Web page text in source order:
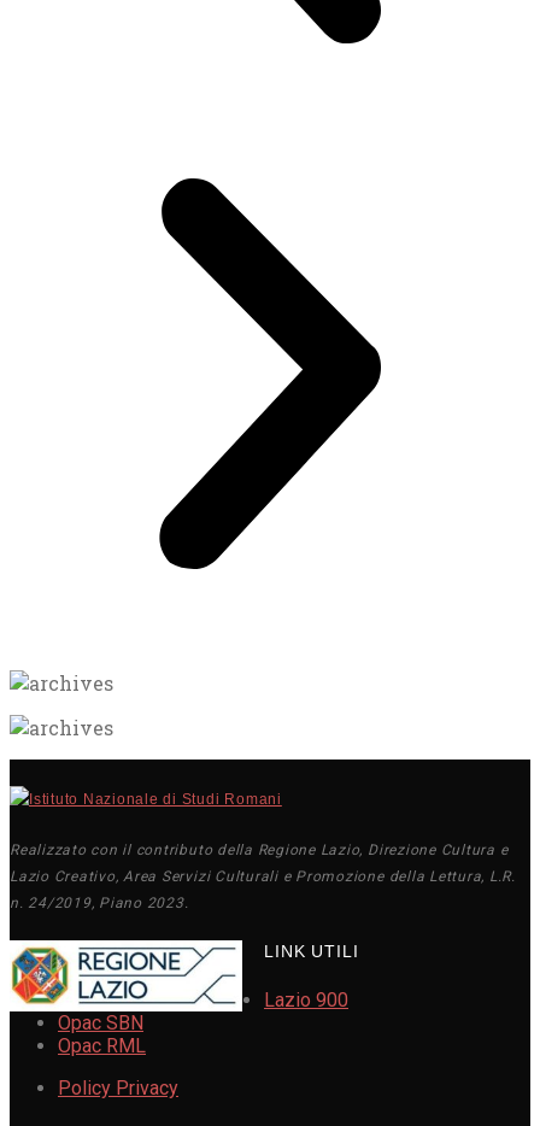
Realizzato con il contributo della Regione Lazio, Direzione Cultura e
Lazio Creativo, Area Servizi Culturali e Promozione della Lettura, L.R.
n. 24/2019, Piano 2023.
LINK UTILI
Lazio 900
Opac SBN
Opac RML
Policy Privacy